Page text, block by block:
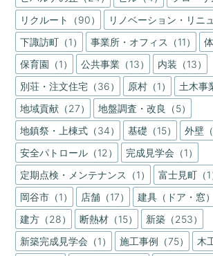
リクルート（90）
リノベーション・リニ
下諏訪町（1）
事業所・オフィス（11）
保育園（1）
公共事業（13）
内装（13）
別荘・注文住宅（36）
原村（1）
土木事
地域貢献（27）
地盤調査・改良（5）
地鎮祭・上棟式（34）
基礎（15） 外壁
安全パトロール（12）
完成見学会（1）
定期点検・メンテナンス（1）
富士見町（1
岡谷市（1）
店舗（17）
建具（ドア・窓
建方（28）
断熱材（15）
新築（253）
新築完成見学会（1）
施工事例（75）
木